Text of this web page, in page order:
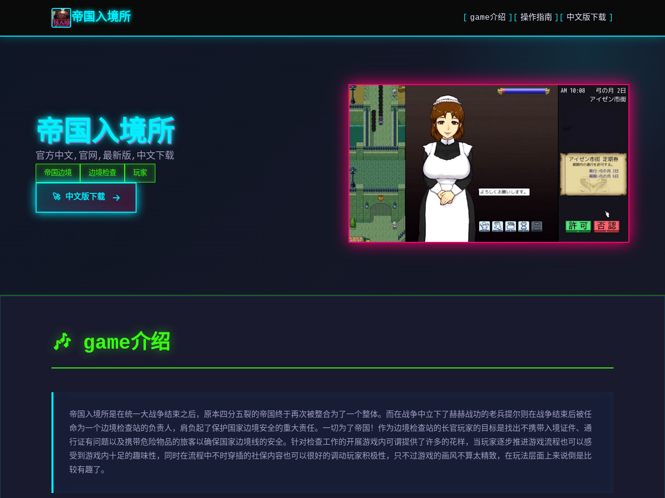
帝国入境所 game介绍 操作指南 中文版下载
帝国入境所
官方中文,官网,最新版,中文下载
帝国边境 边境检查 玩家
🚀 中文版下载
🎶 game介绍
帝国入境所是在统一大战争结束之后，原本四分五裂的帝国终于再次被整合为了一个整体。而在战争中立下了赫赫战功的老兵提尔则在战争结束后被任
命为一个边境检查站的负责人，肩负起了保护国家边境安全的重大责任。一切为了帝国！作为边境检查站的长官玩家的目标是找出不携带入境证件、通
行证有问题以及携带危险物品的旅客以确保国家边境线的安全。针对检查工作的开展游戏内可谓提供了许多的花样，当玩家逐步推进游戏流程也可以感
受到游戏内十足的趣味性，同时在流程中不时穿插的社保内容也可以很好的调动玩家积极性，只不过游戏的画风不算太精致，在玩法层面上来说倒是比
较有趣了。